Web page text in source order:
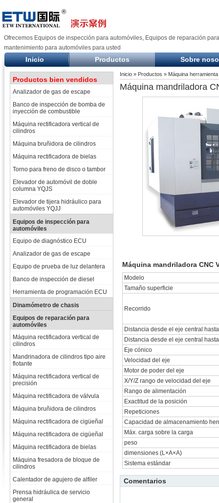
Ofrecemos Equipos de inspección para automóviles, Equipos de reparación
mantenimiento para automóviles para usted
Inicio Productos Sobre
Productos bien vendidos
Analizador de gas de escape
Banco de inspección de bomba de
inyección de combustible
Máquina rectificadora vertical de
cilindros
Máquina bruñidora de cilindros
Máquina rectificadora de bielas
Torno para freno de disco o tambor
Elevador de automóvil de doble
columna YQJS
Elevador de tijera hidráulico para
automóviles YQJJ
Equipos de inspección para
automóviles
Equipo de diagnóstico ECU
Analizador de gas de escape
Equipo de prueba de luz delantera
Banco de inspección de diesel
Herramienta de programación ECU
Dinamómetro de chasis
Equipos de reparación para
automóviles
Máquina rectificadora vertical de
cilindros
Mandrinadora de cilindros tipo aire
flotante
Máquina rectificadora vertical de
precisión
Máquina rectificadora de válvula
Máquina bruñidora de cilindros
Máquina rectificadora de cigüeñal
Máquina rectificadora de cigüeñal
Máquina rectificadora de bielas
Máquina fresadora de bloque de
cilindros
Calentador de agujero de alfiler
Prensa hidráulica de servicio
general
Inicio » Productos » Máquina herramienta
Máquina mandriladora
Máquina mandriladora CNC
Modelo
Tamaño superficie
Recorrido
Distancia desde el eje central
Distancia desde el eje central
Eje cónico
Velocidad del eje
Motor de poder del eje
X/Y/Z rango de velocidad del eje
Rango de alimentación
Exactitud de la posición
Repeticiones
Capacidad de almacenamiento
Máx. carga sobre la carga
peso
dimensiones (L×A×A)
Sistema estándar
Comentarios